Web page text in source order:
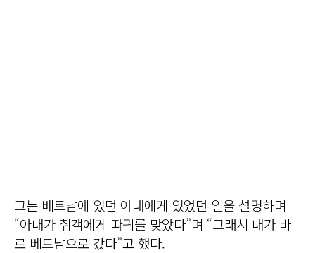
그는 베트남에 있던 아내에게 있었던 일을 설명하며
“아내가 취객에게 따귀를 맞았다”며 “그래서 내가 바
로 베트남으로 갔다”고 했다.